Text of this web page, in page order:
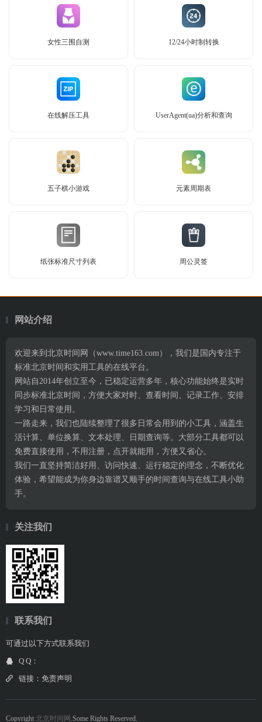
女性三围自测 12/24小时制转换
在线解压工具 UserAgent(ua)分析和查询
五子棋小游戏 元素周期表
纸张标准尺寸列表 周公灵签
网站介绍
欢迎来到北京时间网（www.time163.com），我们是国内专注于
标准北京时间和实用工具的在线平台。
网站自2014年创立至今，已稳定运营多年，核心功能始终是实时
同步标准北京时间，方便大家对时、查看时间、记录工作、安排
学习和日常使用。
一路走来，我们也陆续整理了很多日常会用到的小工具，涵盖生
活计算、单位换算、文本处理、日期查询等。大部分工具都可以
免费直接使用，不用注册，点开就能用，方便又省心。
我们一直坚持简洁好用、访问快速、运行稳定的理念，不断优化
体验，希望能成为你身边靠谱又顺手的时间查询与在线工具小助
手。
关注我们
联系我们
可通过以下方式联系我们
Q Q：
链接： 免责声明
Copyright 北京时间网 .Some Rights Reserved.